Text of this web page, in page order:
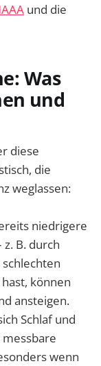
und die
Was
und
diese
die
weglassen:
niedrigere
z. B. durch
können
ansteigen.
Schlaf und
messbare
wenn